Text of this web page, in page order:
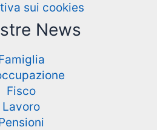
sui cookies
News
Fisco
Lavoro